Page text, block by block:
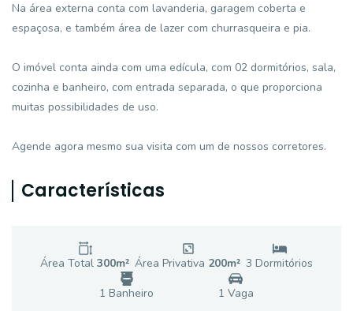
Na área externa conta com lavanderia, garagem coberta e
espaçosa, e também área de lazer com churrasqueira e pia.
O imóvel conta ainda com uma edícula, com 02 dormitórios, sala,
cozinha e banheiro, com entrada separada, o que proporciona
muitas possibilidades de uso.
Agende agora mesmo sua visita com um de nossos corretores.
Características
Área Total 300m² Área Privativa 200m² 3 Dormitórios
1 Banheiro 1 Vaga